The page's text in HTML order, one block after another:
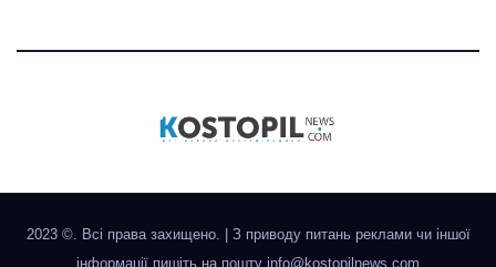
2023 ©. Всі права захищено.
З приводу питань реклами чи іншої
інформації пишіть на пошту info@kostopilnews.com